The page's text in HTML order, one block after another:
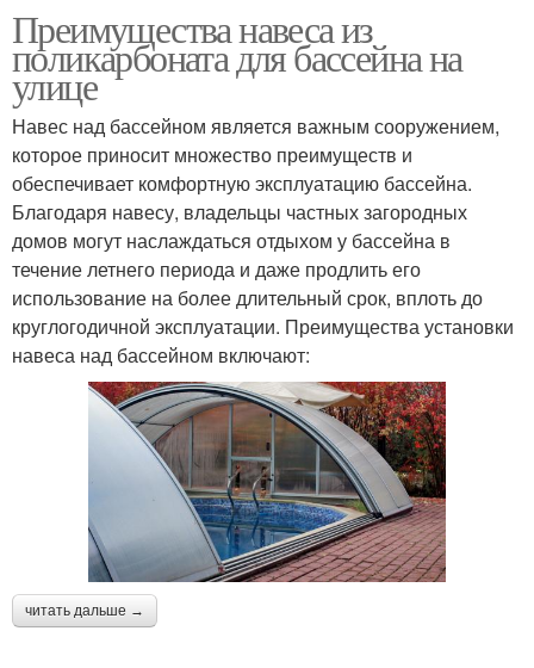
Преимущества навеса из
поликарбоната для бассейна на
улице
Навес над бассейном является важным сооружением,
которое приносит множество преимуществ и
обеспечивает комфортную эксплуатацию бассейна.
Благодаря навесу, владельцы частных загородных
домов могут наслаждаться отдыхом у бассейна в
течение летнего периода и даже продлить его
использование на более длительный срок, вплоть до
круглогодичной эксплуатации. Преимущества установки
навеса над бассейном включают:
читать дальше →